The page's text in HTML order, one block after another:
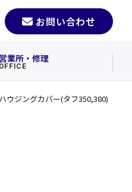
お問い合わせ
営業所・修理
OFFICE
ハウジングカバー(タフ350,380)